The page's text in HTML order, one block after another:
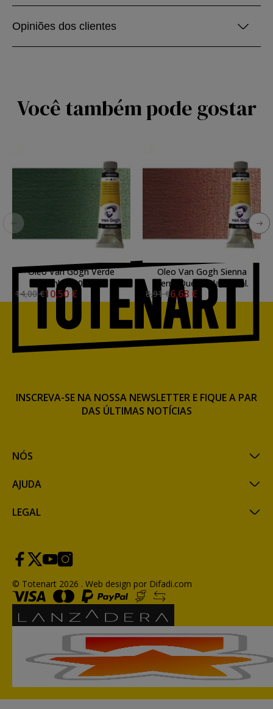
Opiniões dos clientes
Você também pode gostar
Oleo Van Gogh Verde
Pinho, 60 ml.
14,00 €10,50 €
Oleo Van Gogh Sienna
Terra Queimada, 60 ml.
8,91 €6,68 €
NÓS
AJUDA
LEGAL
INSCREVA-SE NA NOSSA NEWSLETTER E FIQUE A PAR
DAS ÚLTIMAS NOTÍCIAS
© Totenart 2026 . Web design por Difadi.com